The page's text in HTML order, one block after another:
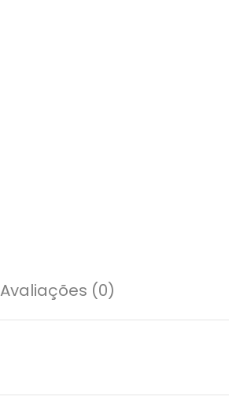
Avaliações (0)